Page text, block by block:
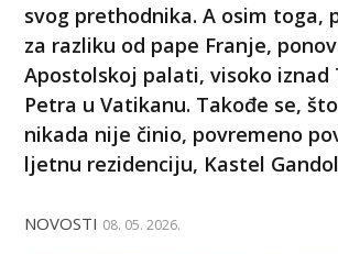
svog prethodnika. A osim toga,
za razliku od pape Franje,
Apostolskoj palati, visoko iznad
Petra u Vatikanu. Takođe se,
nikada nije činio, povremeno
ljetnu rezidenciju, Kastel
NOVOSTI 08. 05. 2026.